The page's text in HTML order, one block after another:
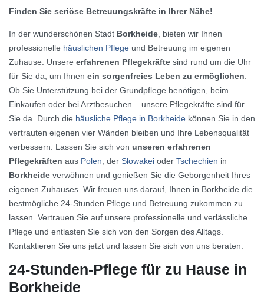
Finden Sie seriöse Betreuungskräfte in Ihrer Nähe!
In der wunderschönen Stadt Borkheide, bieten wir Ihnen
professionelle häuslichen Pflege und Betreuung im eigenen
Zuhause. Unsere erfahrenen Pflegekräfte sind rund um die Uhr
für Sie da, um Ihnen ein sorgenfreies Leben zu ermöglichen.
Ob Sie Unterstützung bei der Grundpflege benötigen, beim
Einkaufen oder bei Arztbesuchen – unsere Pflegekräfte sind für
Sie da. Durch die häusliche Pflege in Borkheide können Sie in den
vertrauten eigenen vier Wänden bleiben und Ihre Lebensqualität
verbessern. Lassen Sie sich von unseren erfahrenen
Pflegekräften aus Polen, der Slowakei oder Tschechien in
Borkheide verwöhnen und genießen Sie die Geborgenheit Ihres
eigenen Zuhauses. Wir freuen uns darauf, Ihnen in Borkheide die
bestmögliche 24-Stunden Pflege und Betreuung zukommen zu
lassen. Vertrauen Sie auf unsere professionelle und verlässliche
Pflege und entlasten Sie sich von den Sorgen des Alltags.
Kontaktieren Sie uns jetzt und lassen Sie sich von uns beraten.
24-Stunden-Pflege für zu Hause in
Borkheide